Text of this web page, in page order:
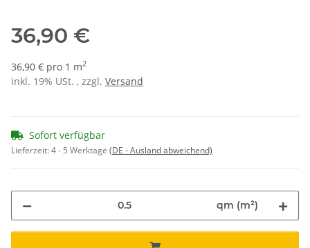
36,90 €
36,90 € pro 1 m2
inkl. 19% USt. , zzgl. Versand
Sofort verfügbar
Lieferzeit:4 - 5 Werktage (DE - Ausland abweichend)
qm (m²)